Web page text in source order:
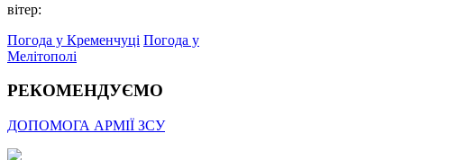
вітер:
Погода у Кременчуці Погода у
Мелітополі
РЕКОМЕНДУЄМО
ДОПОМОГА АРМІЇ ЗСУ